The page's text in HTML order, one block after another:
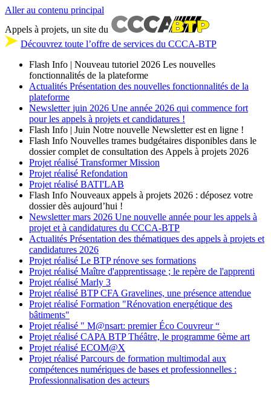
Aller au contenu principal
Appels à projets, un site du
Découvrez toute l’offre de services du CCCA-BTP
Flash Info | Nouveau tutoriel 2026 Les nouvelles
fonctionnalités de la plateforme
Actualités Présentation des nouvelles fonctionnalités de la
plateforme
Newsletter juin 2026 Une année 2026 qui commence fort
pour les appels à projets et candidatures !
Flash Info | Juin Notre nouvelle Newsletter est en ligne !
Flash Info Nouvelles trames budgétaires disponibles dans le
dossier complet de consultation des Appels à projets 2026
Projet réalisé Transformer Mission
Projet réalisé Refondation
Projet réalisé BATI'LAB
Flash Info Nouveaux appels à projets 2026 : déposez votre
dossier dès aujourd’hui !
Newsletter mars 2026 Une nouvelle année pour les appels à
projet et à candidatures du CCCA-BTP
Actualités Présentation des thématiques des appels à projets et
candidatures 2026
Projet réalisé Le BTP rénove ses formations
Projet réalisé Maître d'apprentissage ; le repère de l'apprenti
Projet réalisé Marly 3
Projet réalisé BTP CFA Gravelines, une présence attendue
Projet réalisé Formation "Rénovation energétique des
bâtiments"
Projet réalisé " M@nsart: premier Éco Couvreur “
Projet réalisé CAPA BTP Théâtre, le programme 6ème art
Projet réalisé ECOM@X
Projet réalisé Parcours de formation multimodal aux
compétences numériques de bases et professionnelles :
Professionnalisation des acteurs